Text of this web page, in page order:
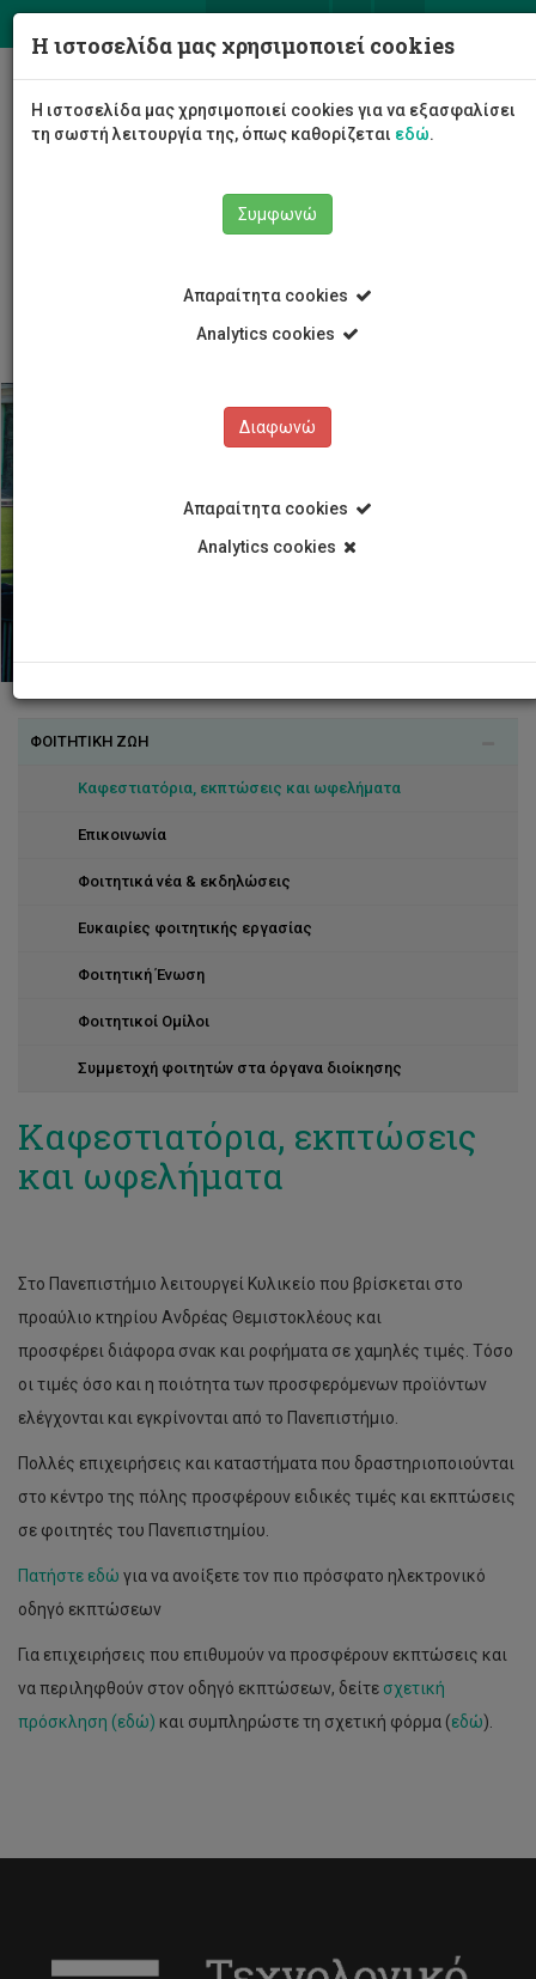
Καφεστιατόρια, εκπτώσεις και ωφελήματα
ΦΟΙΤΗΤΙΚΗ ΖΩΗ
Καφεστιατόρια, εκπτώσεις και ωφελήματα
Επικοινωνία
Φοιτητικά νέα & εκδηλώσεις
Ευκαιρίες φοιτητικής εργασίας
Φοιτητική Ένωση
Φοιτητικοί Ομίλοι
Συμμετοχή φοιτητών στα όργανα διοίκησης
Καφεστιατόρια, εκπτώσεις
και ωφελήματα
Στο Πανεπιστήμιο λειτουργεί Κυλικείο που βρίσκεται στο
προαύλιο κτηρίου Ανδρέας Θεμιστοκλέους και
προσφέρει διάφορα σνακ και ροφήματα σε χαμηλές τιμές. Τόσο
οι τιμές όσο και η ποιότητα των προσφερόμενων προϊόντων
ελέγχονται και εγκρίνονται από το Πανεπιστήμιο.
Πολλές επιχειρήσεις και καταστήματα που δραστηριοποιούνται
στο κέντρο της πόλης προσφέρουν ειδικές τιμές και εκπτώσεις
σε φοιτητές του Πανεπιστημίου.
Πατήστε εδώ για να ανοίξετε τον πιο πρόσφατο ηλεκτρονικό
οδηγό εκπτώσεων
Για επιχειρήσεις που επιθυμούν να προσφέρουν εκπτώσεις και
να περιληφθούν στον οδηγό εκπτώσεων, δείτε σχετική
πρόσκληση (εδώ) και συμπληρώστε τη σχετική φόρμα (εδώ).
Η ιστοσελίδα μας χρησιμοποιεί cookies
Η ιστοσελίδα μας χρησιμοποιεί cookies για να εξασφαλίσει
τη σωστή λειτουργία της, όπως καθορίζεται εδώ.
Συμφωνώ
Απαραίτητα cookies
Analytics cookies
Διαφωνώ
Απαραίτητα cookies
Analytics cookies